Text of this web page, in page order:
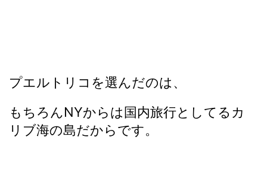
プエルトリコを選んだのは、
もちろんNYからは国内旅行としてるカ
リブ海の島だからです。